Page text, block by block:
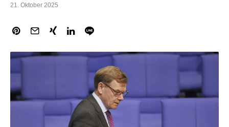
21. Oktober 2025